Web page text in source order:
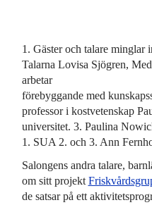
1. Gäster och talare minglar
Talarna Lovisa Sjögren,
arbetar
förebyggande med
professor i kostvetenskap
universitet. 3. Paulina
1. SUA 2. och 3. Ann
Salongens andra talare,
om sitt projekt
de satsar på ett